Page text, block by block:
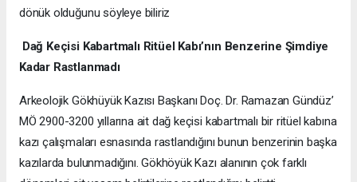
dönük olduğunu söyleye biliriz
Dağ Keçisi Kabartmalı Ritüel Kabı’nın Benzerine Şimdiye
Kadar Rastlanmadı
Arkeolojik Gökhüyük Kazısı Başkanı Doç. Dr. Ramazan Gündüz’
MÖ 2900-3200 yıllarına ait dağ keçisi kabartmalı bir ritüel kabına
kazı çalışmaları esnasında rastlandığını bunun benzerinin başka
kazılarda bulunmadığını. Gökhöyük Kazı alanının çok farklı